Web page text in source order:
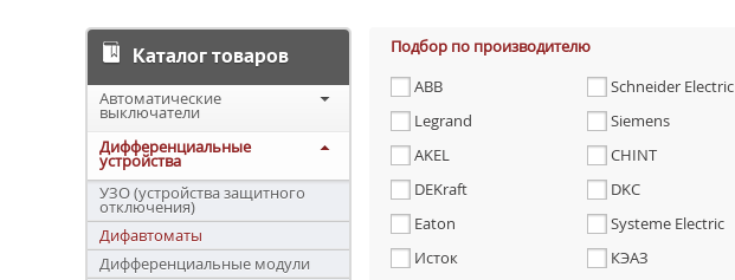
Каталог товаров
Автоматические
выключатели
Дифференциальные
устройства
УЗО (устройства защитного
отключения)
Дифавтоматы
Дифференциальные модули
Подбор по производителю
ABB
Schneider Electric
Legrand
Siemens
AKEL
CHINT
DEKraft
DKC
Eaton
Systeme Electric
Исток
КЭАЗ